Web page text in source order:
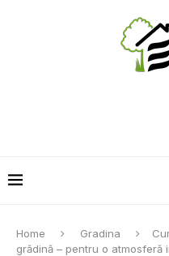
Home Gradina
grădină – pentru o atmosferă